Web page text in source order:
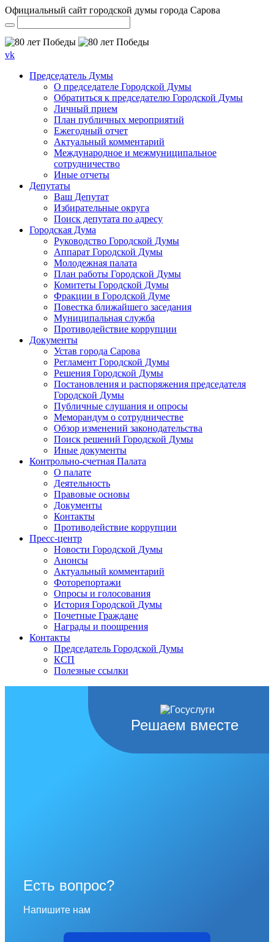
Официальный сайт городской думы города Сарова
vk
Председатель Думы
О председателе Городской Думы
Обратиться к председателю Городской Думы
Личный прием
План публичных мероприятий
Ежегодный отчет
Актуальный комментарий
Международное и межмуниципальное
сотрудничество
Иные отчеты
Депутаты
Ваш Депутат
Избирательные округа
Поиск депутата по адресу
Городская Дума
Руководство Городской Думы
Аппарат Городской Думы
Молодежная палата
План работы Городской Думы
Комитеты Городской Думы
Фракции в Городской Думе
Повестка ближайшего заседания
Муниципальная служба
Противодействие коррупции
Документы
Устав города Сарова
Регламент Городской Думы
Решения Городской Думы
Постановления и распоряжения председателя
Городской Думы
Публичные слушания и опросы
Меморандум о сотрудничестве
Обзор изменений законодательства
Поиск решений Городской Думы
Иные документы
Контрольно-счетная Палата
О палате
Деятельность
Правовые основы
Документы
Контакты
Противодействие коррупции
Пресс-центр
Новости Городской Думы
Анонсы
Актуальный комментарий
Фоторепортажи
Опросы и голосования
История Городской Думы
Почетные Граждане
Награды и поощрения
Контакты
Председатель Городской Думы
КСП
Полезные ссылки
Решаем вместе
Есть вопрос?
Напишите нам